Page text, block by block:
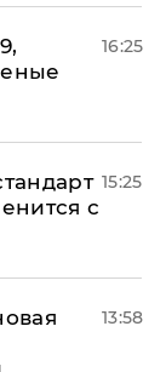
16:25
с
15:25
13:58